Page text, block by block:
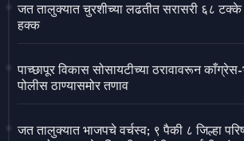
जत तालुक्यात चुरशीच्या लढतीत सरासरी ६८ टक्के
हक्क
पाच्छापूर विकास सोसायटीच्या ठरावावरून
पोलीस ठाण्यासमोर तणाव
जत तालुक्यात भाजपचे वर्चस्व; ९ पैकी ८ जिल्हा